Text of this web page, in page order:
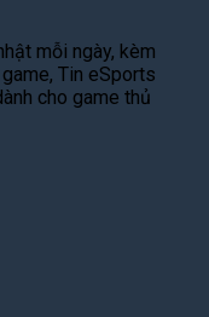
mỗi ngày, kèm
Tin eSports
cho game thủ